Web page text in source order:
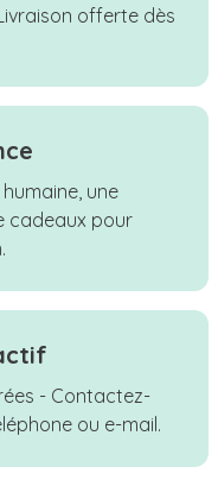
offerte dès
une
cadeaux pour
- Contactez-
ou e-mail.